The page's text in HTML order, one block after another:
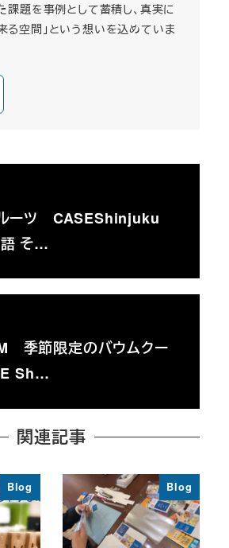
課題を事例として蓄積し、真実に
る空間」という想いを込めていま
ルーツ CASEShinjuku
そ…
季節限定のバウムクー
Sh…
関連記事
Blog Blog